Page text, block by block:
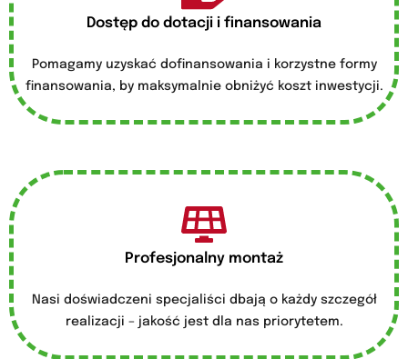
Dostęp do dotacji i finansowania
Pomagamy uzyskać dofinansowania i korzystne formy
finansowania, by maksymalnie obniżyć koszt inwestycji.
Profesjonalny montaż
Nasi doświadczeni specjaliści dbają o każdy szczegół
realizacji – jakość jest dla nas priorytetem.